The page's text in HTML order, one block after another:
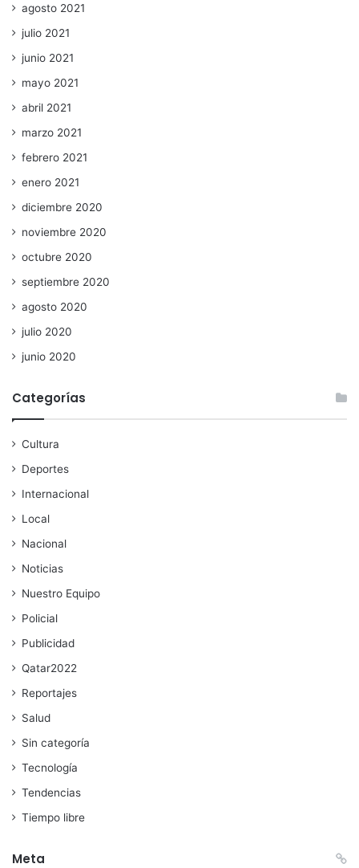
agosto 2021
julio 2021
junio 2021
mayo 2021
abril 2021
marzo 2021
febrero 2021
enero 2021
diciembre 2020
noviembre 2020
octubre 2020
septiembre 2020
agosto 2020
julio 2020
junio 2020
Categorías
Cultura
Deportes
Internacional
Local
Nacional
Noticias
Nuestro Equipo
Policial
Publicidad
Qatar2022
Reportajes
Salud
Sin categoría
Tecnología
Tendencias
Tiempo libre
Meta